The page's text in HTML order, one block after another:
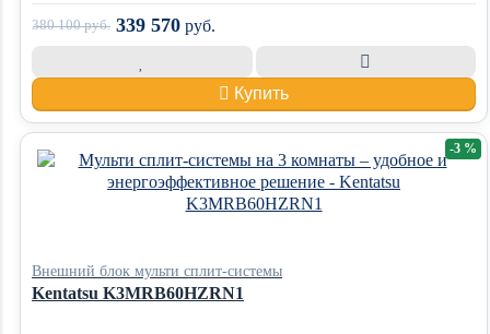
380 100руб. 339 570 руб.
Купить
Внешний блок мульти сплит-системы
Kentatsu K3MRB60HZRN1
-3 %